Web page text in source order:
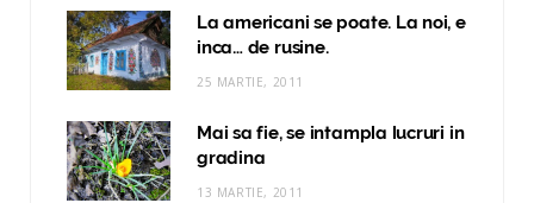
La americani se poate. La noi, e
inca… de rusine.
25 MARTIE, 2011
Mai sa fie, se intampla lucruri in
gradina
13 MARTIE, 2011